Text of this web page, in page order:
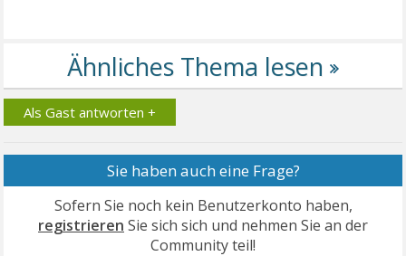
Als Gast antworten +
Sie haben auch eine Frage?
Sofern Sie noch kein Benutzerkonto haben,
registrieren Sie sich sich und nehmen Sie an der
Community teil!